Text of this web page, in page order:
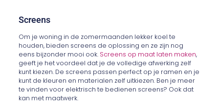
Screens
Om je woning in de zomermaanden lekker koel te
houden, bieden screens de oplossing en ze zijn nog
eens bijzonder mooi ook. Screens op maat laten maken,
geeft je het voordeel dat je de volledige afwerking zelf
kunt kiezen. De screens passen perfect op je ramen en je
kunt de kleuren en materialen zelf uitkiezen. Ben je meer
te vinden voor elektrisch te bedienen screens? Ook dat
kan met maatwerk.